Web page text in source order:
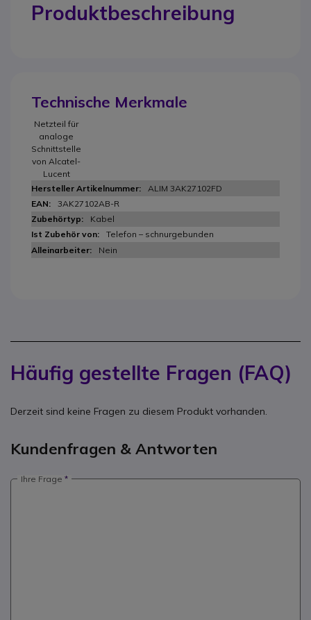
Produktbeschreibung
Technische Merkmale
Netzteil für
analoge
Schnittstelle
von Alcatel-
Lucent
ALIM 3AK27102FD
3AK27102AB-R
Kabel
Telefon – schnurgebunden
Nein
Häufig gestellte Fragen (FAQ)
Derzeit sind keine Fragen zu diesem Produkt vorhanden.
Kundenfragen & Antworten
Ihre Frage